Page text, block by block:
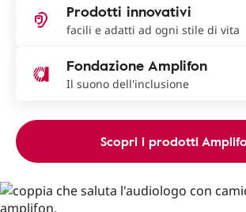
Prodotti innovativi
facili e adatti ad ogni stile di vita
Fondazione Amplifon
Il suono dell'inclusione
Scopri i prodotti